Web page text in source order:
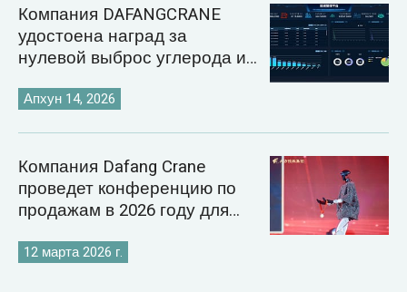
Компания DAFANGCRANE
удостоена наград за
нулевой выброс углерода и
технологий в энергетику.
Апхун 14, 2026
Компания Dafang Crane
проведет конференцию по
продажам в 2026 году для
на мировом рынке кранов.
12 марта 2026 г.